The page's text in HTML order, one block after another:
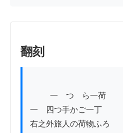
翻刻
一　四つ手かご一丁　　
右之外旅人の荷物ふろ